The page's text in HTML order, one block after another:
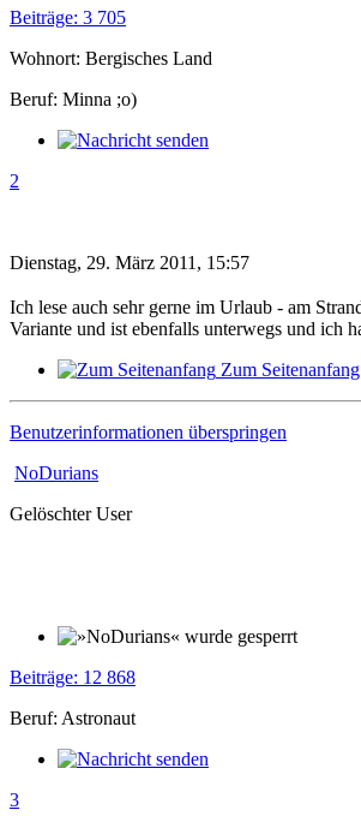
Beiträge: 3 705
Wohnort: Bergisches Land
Beruf: Minna ;o)
2
Dienstag, 29. März 2011, 15:57
Ich lese auch sehr gerne im Urlaub - am
Variante und ist ebenfalls unterwegs und ich
Zum Seitenanfang
Benutzerinformationen überspringen
NoDurians
Gelöschter User
Beiträge: 12 868
Beruf: Astronaut
3